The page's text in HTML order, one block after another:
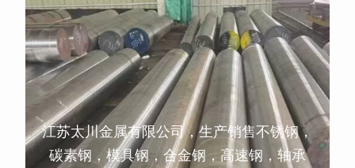
江苏太川金属有限公司，生产销售不锈钢，
碳素钢，模具钢，合金钢，高速钢，轴承